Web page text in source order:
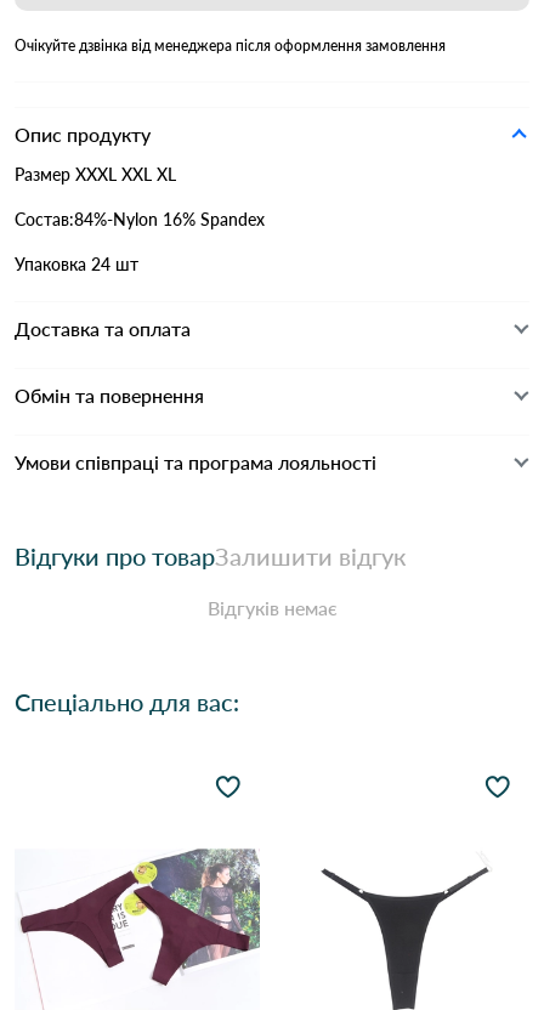
Очікуйте дзвінка від менеджера після оформлення замовлення
Опис продукту
Размер XXXL XXL XL
Состав:84%-Nylon 16% Spandex
Упаковка 24 шт
Доставка та оплата
Обмін та повернення
Умови співпраці та програма лояльності
Відгуки про товарЗалишити відгук
Відгуків немає
Спеціально для вас: